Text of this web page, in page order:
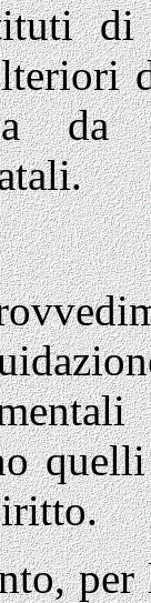
di
da
per